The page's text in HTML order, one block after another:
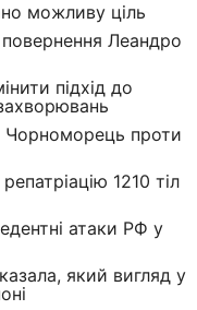
можливу ціль
Леандро
підхід до
Чорноморець проти
1210 тіл
атаки РФ у
який вигляд у